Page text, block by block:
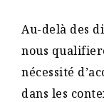
Au-delà des
nous
nécessité
dans les